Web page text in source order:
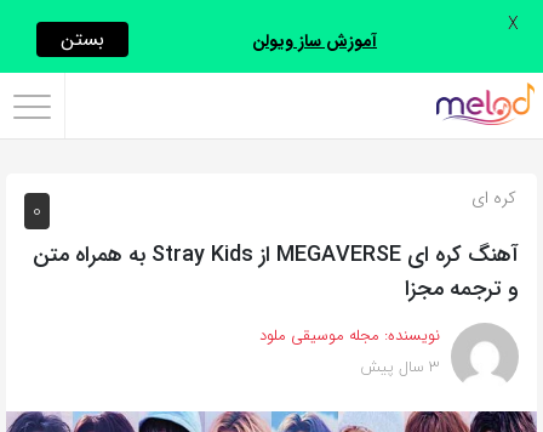
اشتراک
با
روش‌های
زیر
این
صفحه
را
0 کره ای
آهنگ کره ای MEGAVERSE از Stray Kids به همراه متن
و ترجمه مجزا
نویسنده: مجله موسیقی ملود
3 سال پیش
آموزش ساز ویولن بستن X